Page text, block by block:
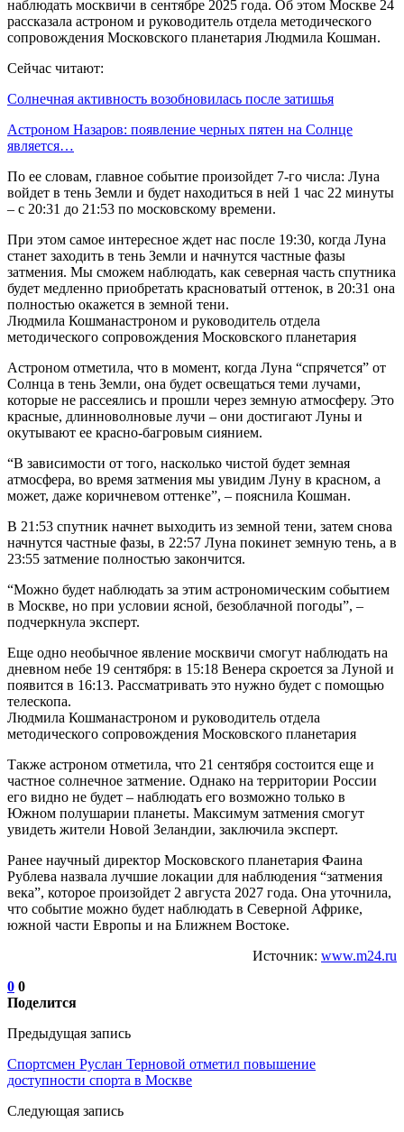
наблюдать москвичи в сентябре 2025 года. Об этом Москве 24
рассказала астроном и руководитель отдела методического
сопровождения Московского планетария Людмила Кошман.
Сейчас читают:
Солнечная активность возобновилась после затишья
Астроном Назаров: появление черных пятен на Солнце
является…
По ее словам, главное событие произойдет 7-го числа: Луна
войдет в тень Земли и будет находиться в ней 1 час 22 минуты
– с 20:31 до 21:53 по московскому времени.
При этом самое интересное ждет нас после 19:30, когда Луна
станет заходить в тень Земли и начнутся частные фазы
затмения. Мы сможем наблюдать, как северная часть спутника
будет медленно приобретать красноватый оттенок, в 20:31 она
полностью окажется в земной тени.
Людмила Кошманастроном и руководитель отдела
методического сопровождения Московского планетария
Астроном отметила, что в момент, когда Луна “спрячется” от
Солнца в тень Земли, она будет освещаться теми лучами,
которые не рассеялись и прошли через земную атмосферу. Это
красные, длинноволновые лучи – они достигают Луны и
окутывают ее красно-багровым сиянием.
“В зависимости от того, насколько чистой будет земная
атмосфера, во время затмения мы увидим Луну в красном, а
может, даже коричневом оттенке”, – пояснила Кошман.
В 21:53 спутник начнет выходить из земной тени, затем снова
начнутся частные фазы, в 22:57 Луна покинет земную тень, а в
23:55 затмение полностью закончится.
“Можно будет наблюдать за этим астрономическим событием
в Москве, но при условии ясной, безоблачной погоды”, –
подчеркнула эксперт.
Еще одно необычное явление москвичи смогут наблюдать на
дневном небе 19 сентября: в 15:18 Венера скроется за Луной и
появится в 16:13. Рассматривать это нужно будет с помощью
телескопа.
Людмила Кошманастроном и руководитель отдела
методического сопровождения Московского планетария
Также астроном отметила, что 21 сентября состоится еще и
частное солнечное затмение. Однако на территории России
его видно не будет – наблюдать его возможно только в
Южном полушарии планеты. Максимум затмения смогут
увидеть жители Новой Зеландии, заключила эксперт.
Ранее научный директор Московского планетария Фаина
Рублева назвала лучшие локации для наблюдения “затмения
века”, которое произойдет 2 августа 2027 года. Она уточнила,
что событие можно будет наблюдать в Северной Африке,
южной части Европы и на Ближнем Востоке.
Источник: www.m24.ru
0 0
Поделится
Предыдущая запись
Спортсмен Руслан Терновой отметил повышение
доступности спорта в Москве
Следующая запись